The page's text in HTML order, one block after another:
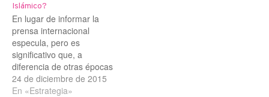
Islámico?
En lugar de informar la
prensa internacional
especula, pero es
significativo que, a
diferencia de otras épocas
anteriores, ahora sus
cavilaciones versen sobre
24 de diciembre de 2015
En «Estrategia»